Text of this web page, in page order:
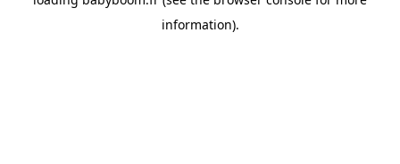
information).